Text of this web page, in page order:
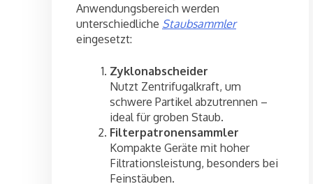
Anwendungsbereich werden
unterschiedliche Staubsammler
eingesetzt:
Zyklonabscheider
Nutzt Zentrifugalkraft, um
schwere Partikel abzutrennen –
ideal für groben Staub.
Filterpatronensammler
Kompakte Geräte mit hoher
Filtrationsleistung, besonders bei
Feinstäuben.